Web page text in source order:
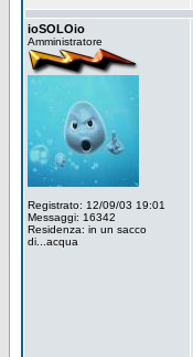
ioSOLOio
Amministratore
Registrato: 12/09/03 19:01
Messaggi: 16342
Residenza: in un sacco
di...acqua